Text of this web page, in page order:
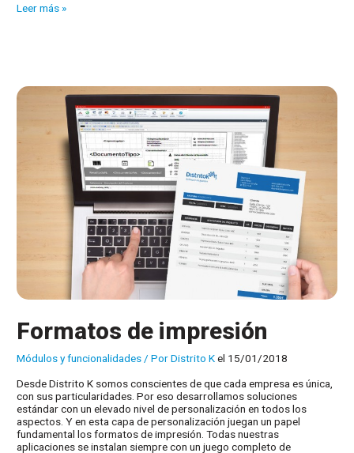
Formatos
Leer más »
Formatos de impresión
Módulos y funcionalidades / PorDistrito Kel 15/01/2018
Desde Distrito K somos conscientes de que cada empresa es única,
con sus particularidades. Por eso desarrollamos soluciones
estándar con un elevado nivel de personalización en todos los
aspectos. Y en esta capa de personalización juegan un papel
fundamental los formatos de impresión. Todas nuestras
aplicaciones se instalan siempre con un juego completo de